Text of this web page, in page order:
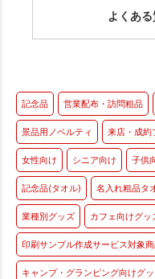
よくあ
記念品 営業配布・訪問粗品
景品用ノベルティ 来店・成約
女性向け シニア向け 子供
記念品(タオル) 名入れ粗品タ
業種別グッズ カフェ向けグッ
印刷サンプル作成サービス対象
キャンプ・グランピング向けグ